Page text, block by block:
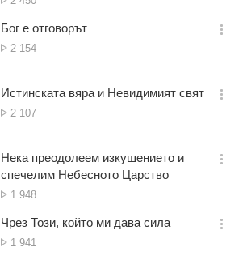
기
Бог е отговорът
Брой
2 154
옵
기
Истинската вяра и Невидимият свят
Брой
2 107
옵
기
Нека преодолеем изкушението и
спечелим Небесното Царство
Брой
1 948
옵
기
Чрез Този, който ми дава сила
Брой
1 941
옵